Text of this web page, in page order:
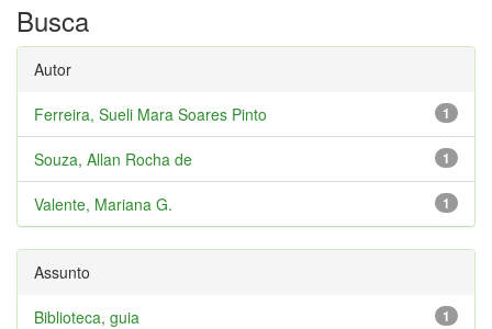
Busca
Autor
1
Ferreira, Sueli Mara Soares Pinto
1
Souza, Allan Rocha de
1
Valente, Mariana G.
Assunto
1
Biblioteca, guia